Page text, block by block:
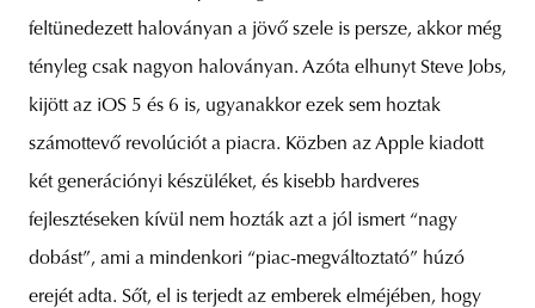
budapest poland branding
feltünedezett haloványan a jövő szele is persze, akkor még
tényleg csak nagyon haloványan. Azóta elhunyt Steve Jobs,
kijött az iOS 5 és 6 is, ugyanakkor ezek sem hoztak
számottevő revolúciót a piacra. Közben az Apple kiadott
két generációnyi készüléket, és kisebb hardveres
fejlesztéseken kívül nem hozták azt a jól ismert “nagy
dobást”, ami a mindenkori “piac-megváltoztató” húzó
erejét adta. Sőt, el is terjedt az emberek elméjében, hogy